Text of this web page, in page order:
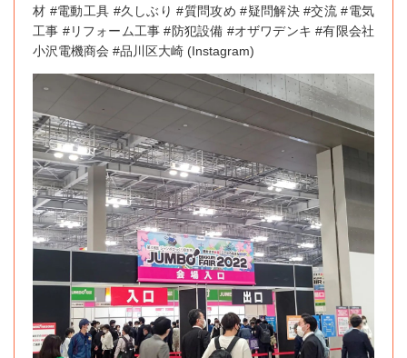
材 #電動工具 #久しぶり #質問攻め #疑問解決 #交流 #電気
工事 #リフォーム工事 #防犯設備 #オザワデンキ #有限会社
小沢電機商会 #品川区大崎 (Instagram)